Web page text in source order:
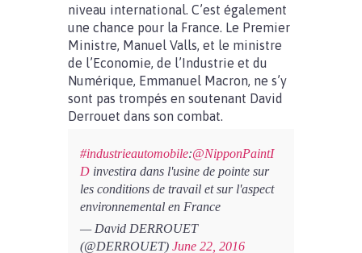
niveau international. C’est également
une chance pour la France. Le Premier
Ministre, Manuel Valls, et le ministre
de l’Economie, de l’Industrie et du
Numérique, Emmanuel Macron, ne s’y
sont pas trompés en soutenant David
Derrouet dans son combat.
#industrieautomobile:@NipponPaintI
D investira dans l'usine de pointe sur
les conditions de travail et sur l'aspect
environnemental en France
— David DERROUET
(@DERROUET) June 22, 2016